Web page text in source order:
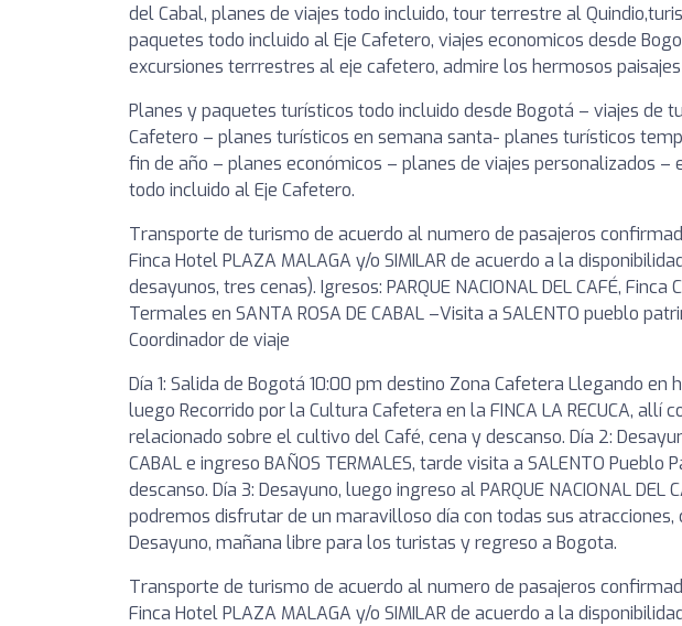
del Cabal, planes de viajes todo incluido, tour terrestre al
paquetes todo incluido al Eje Cafetero, viajes economicos desde
excursiones terrrestres al eje cafetero, admire los hermosos
Planes y paquetes turísticos todo incluido desde Bogotá – viajes de
Cafetero – planes turísticos en semana santa- planes turísticos
fin de año – planes económicos – planes de viajes personalizados
todo incluido al Eje Cafetero.
Transporte de turismo de acuerdo al numero de pasajeros
Finca Hotel PLAZA MALAGA y/o SIMILAR de acuerdo a la
desayunos, tres cenas). Igresos: PARQUE NACIONAL DEL CAFÉ, Finca
Termales en SANTA ROSA DE CABAL –Visita a SALENTO pueblo
Coordinador de viaje
Día 1: Salida de Bogotá 10:00 pm destino Zona Cafetera Llegando en
luego Recorrido por la Cultura Cafetera en la FINCA LA RECUCA, allí
relacionado sobre el cultivo del Café, cena y descanso. Día 2:
CABAL e ingreso BAÑOS TERMALES, tarde visita a SALENTO Pueblo
descanso. Día 3: Desayuno, luego ingreso al PARQUE NACIONAL
podremos disfrutar de un maravilloso día con todas sus atracciones,
Desayuno, mañana libre para los turistas y regreso a Bogota.
Transporte de turismo de acuerdo al numero de pasajeros
Finca Hotel PLAZA MALAGA y/o SIMILAR de acuerdo a la